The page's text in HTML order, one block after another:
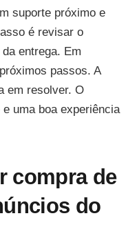
suporte próximo e
é revisar o
entrega. Em
passos. A
em resolver. O
uma boa experiência
compra de
do